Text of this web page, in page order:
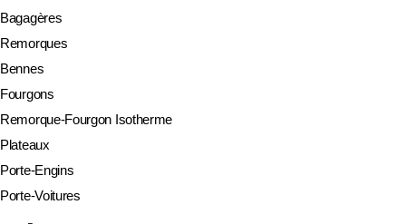
Bagagères
Remorques
Bennes
Fourgons
Remorque-Fourgon Isotherme
Plateaux
Porte-Engins
Porte-Voitures